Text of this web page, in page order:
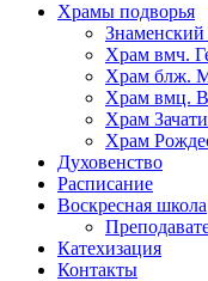
Храмы подворья
Знаменский
Храм вмч.
Храм блж.
Храм вмц.
Храм
Храм
Духовенство
Расписание
Воскресная школа
Катехизация
Контакты